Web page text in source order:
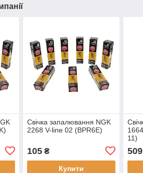
Свічка запалювання NGK
2268 V-line 02 (BPR6E)
105₴
Купити
11)
509